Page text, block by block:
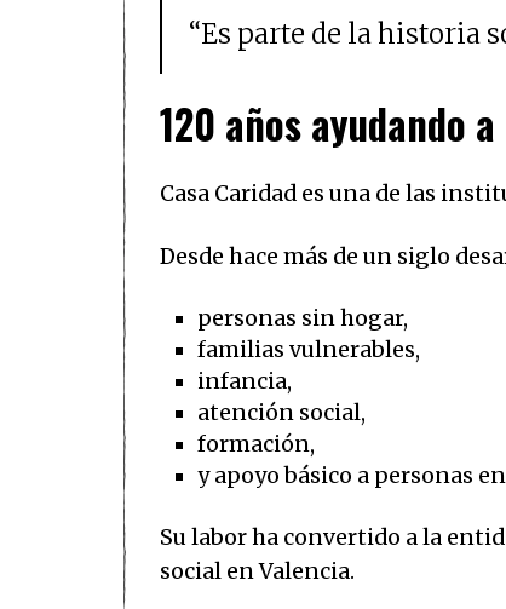
“Es parte de la historia
120 años ayudando
Casa Caridad es una de las
Desde hace más de un siglo
personas sin hogar,
familias vulnerables,
infancia,
atención social,
formación,
y apoyo básico a personas
Su labor ha convertido a la
social en Valencia.